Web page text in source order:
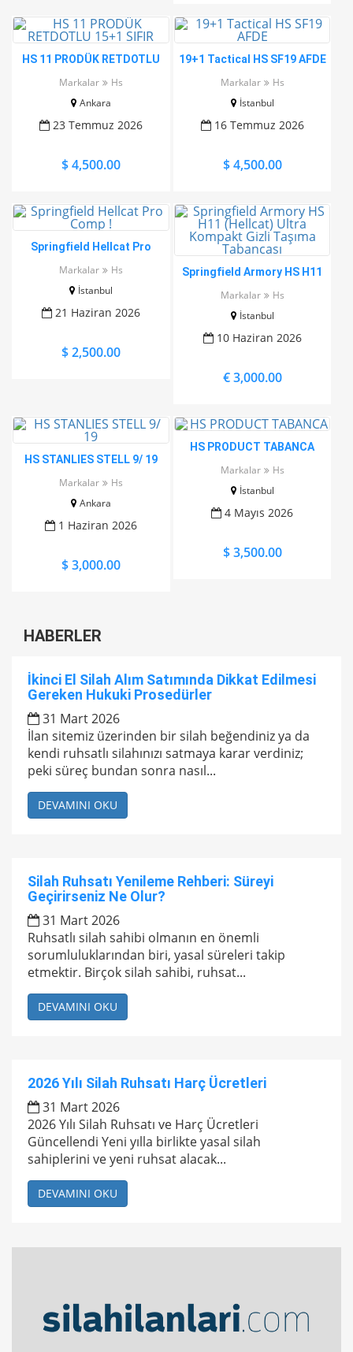
HS 11 PRODÜK RETDOTLU
Markalar
Hs
Ankara
23 Temmuz 2026
$ 4,500.00
19+1 Tactical HS SF19 AFDE
Markalar
Hs
İstanbul
16 Temmuz 2026
$ 4,500.00
Springfield Hellcat Pro
Markalar
Hs
İstanbul
21 Haziran 2026
$ 2,500.00
Springfield Armory HS H11
Markalar
Hs
İstanbul
10 Haziran 2026
€ 3,000.00
HS STANLIES STELL 9/ 19
Markalar
Hs
Ankara
1 Haziran 2026
$ 3,000.00
HS PRODUCT TABANCA
Markalar
Hs
İstanbul
4 Mayıs 2026
$ 3,500.00
HABERLER
İkinci El Silah Alım Satımında Dikkat Edilmesi
Gereken Hukuki Prosedürler
31 Mart 2026
İlan sitemiz üzerinden bir silah beğendiniz ya da
kendi ruhsatlı silahınızı satmaya karar verdiniz;
peki süreç bundan sonra nasıl...
DEVAMINI OKU
Silah Ruhsatı Yenileme Rehberi: Süreyi
Geçirirseniz Ne Olur?
31 Mart 2026
Ruhsatlı silah sahibi olmanın en önemli
sorumluluklarından biri, yasal süreleri takip
etmektir. Birçok silah sahibi, ruhsat...
DEVAMINI OKU
2026 Yılı Silah Ruhsatı Harç Ücretleri
31 Mart 2026
2026 Yılı Silah Ruhsatı ve Harç Ücretleri
Güncellendi Yeni yılla birlikte yasal silah
sahiplerini ve yeni ruhsat alacak...
DEVAMINI OKU